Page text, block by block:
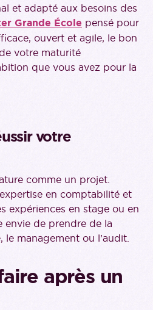
et adapté aux besoins des
Grande École pensé pour
ouvert et agile, le bon
votre maturité
que vous avez pour la
votre
comme un projet.
en comptabilité et
expériences en stage ou en
envie de prendre de la
management ou l’audit.
après un